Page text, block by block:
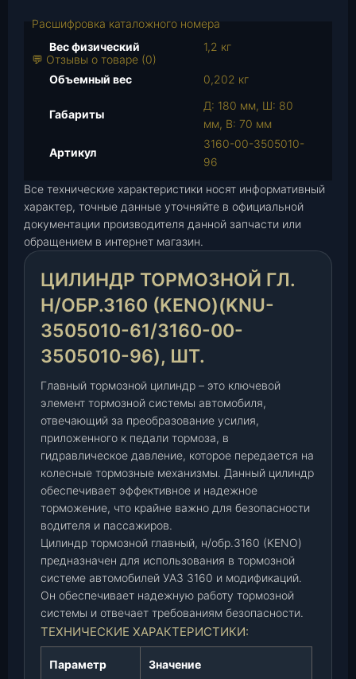
в
р
д
р
т
о
м
о
з
н
о
г
л
.
н
/
о
б
р
3
6
(
Расшифровка каталожного номера
💬 Отзывы о товаре (0)
Вес физический 1,2 кг
Объемный вес 0,202 кг
Габариты
Д: 180 мм, Ш: 80
мм, В: 70 мм
Артикул
3160-00-3505010-
96
Все технические характеристики носят информативный
характер, точные данные уточняйте в официальной
документации производителя данной запчасти или
обращением в интернет магазин.
ЦИЛИНДР ТОРМОЗНОЙ ГЛ.
Н/ОБР.3160 (KENO)(KNU-
3505010-61/3160-00-
3505010-96), ШТ.
Главный тормозной цилиндр – это ключевой
элемент тормозной системы автомобиля,
отвечающий за преобразование усилия,
приложенного к педали тормоза, в
гидравлическое давление, которое передается на
колесные тормозные механизмы. Данный цилиндр
обеспечивает эффективное и надежное
торможение, что крайне важно для безопасности
водителя и пассажиров.
Цилиндр тормозной главный, н/обр.3160 (KENO)
предназначен для использования в тормозной
системе автомобилей УАЗ 3160 и модификаций.
Он обеспечивает надежную работу тормозной
системы и отвечает требованиям безопасности.
ТЕХНИЧЕСКИЕ ХАРАКТЕРИСТИКИ:
Параметр Значение